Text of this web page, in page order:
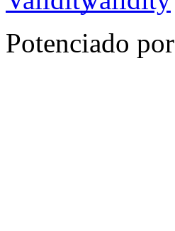
Potenciado por